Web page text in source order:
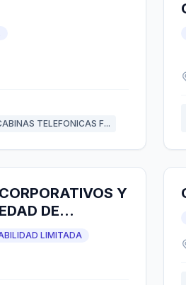
TELEFONICAS F...
Y
DE
LIMITADA
LIMITADA